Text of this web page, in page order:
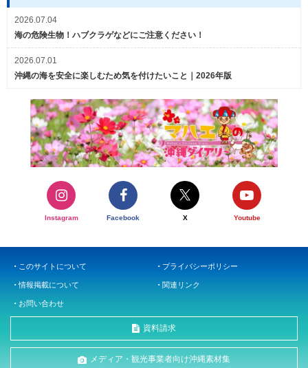
2026.07.04
海の危険生物！ハブクラゲなどにご注意ください！
2026.07.01
沖縄の海を安全に楽しむため気を付けたいこと｜2026年版
Instagram Facebook X Youtube
このサイトについて プライバシーポリシー
情報掲載について 関連リンク
お問い合わせ
資料請求
メディア・観光事業者向け沖縄素材集